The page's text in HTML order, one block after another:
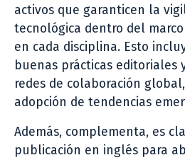
activos que garanticen la
tecnológica dentro del
en cada disciplina. Esto
buenas prácticas editoriales
redes de colaboración
adopción de tendencias
Además, complementa, es
publicación en inglés para